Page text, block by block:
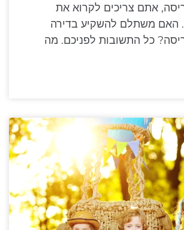
אתם צריכים לקרוא את
משתלם להשקיע בדירה
כל התשובות לפניכם. מה